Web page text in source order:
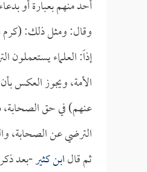
أحد منهم بعبارة أو
وقال: ومثل ذلك: (كرم
إذاً: العلماء
الأمة، ويجوز العكس
عنهم) في حق الصحابة،
الترضي عن الصحابة،
ثم قالابن كثير-بعد